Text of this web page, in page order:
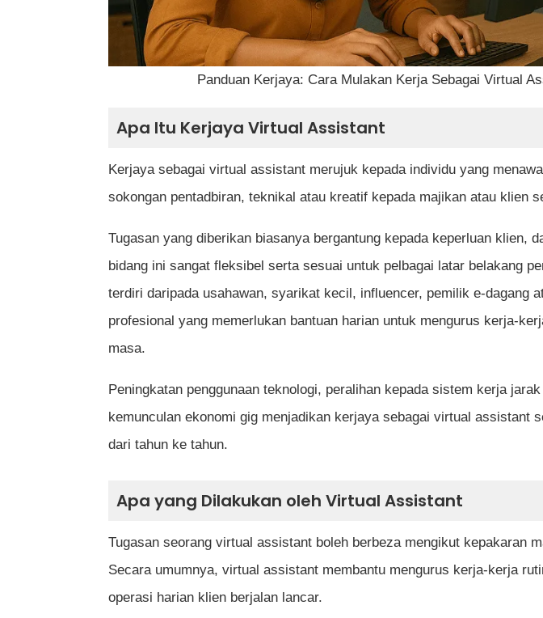
Kesimpulan
Soalan Lazim (FAQ) Tentang Kerja Sebagai Virtual Assistant
Apakah platform terbaik untuk mencari kerja sebagai virtual
Adakah virtual assistant perlu bekerja pada waktu tetap?
Bagaimana cara meningkatkan kebarangkalian mendapatkan klien
Rujukan
Panduan Kerjaya: Cara Mulakan Kerja Sebagai Virtual
Apa Itu Kerjaya Virtual Assistant
Kerjaya sebagai virtual assistant merujuk kepada individu yang
sokongan pentadbiran, teknikal atau kreatif kepada majikan atau klien
Tugasan yang diberikan biasanya bergantung kepada keperluan klien,
bidang ini sangat fleksibel serta sesuai untuk pelbagai latar belakang
terdiri daripada usahawan, syarikat kecil, influencer, pemilik e-dagang
profesional yang memerlukan bantuan harian untuk mengurus kerja-
masa.
Peningkatan penggunaan teknologi, peralihan kepada sistem kerja
kemunculan ekonomi gig menjadikan kerjaya sebagai virtual assistant
dari tahun ke tahun.
Apa yang Dilakukan oleh Virtual Assistant
Tugasan seorang virtual assistant boleh berbeza mengikut kepakaran
Secara umumnya, virtual assistant membantu mengurus kerja-kerja
operasi harian klien berjalan lancar.